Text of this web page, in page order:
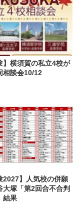
】横須賀の私立4校が
談会10/12
2027】人気校の併願
塚「第2回合不合判
結果